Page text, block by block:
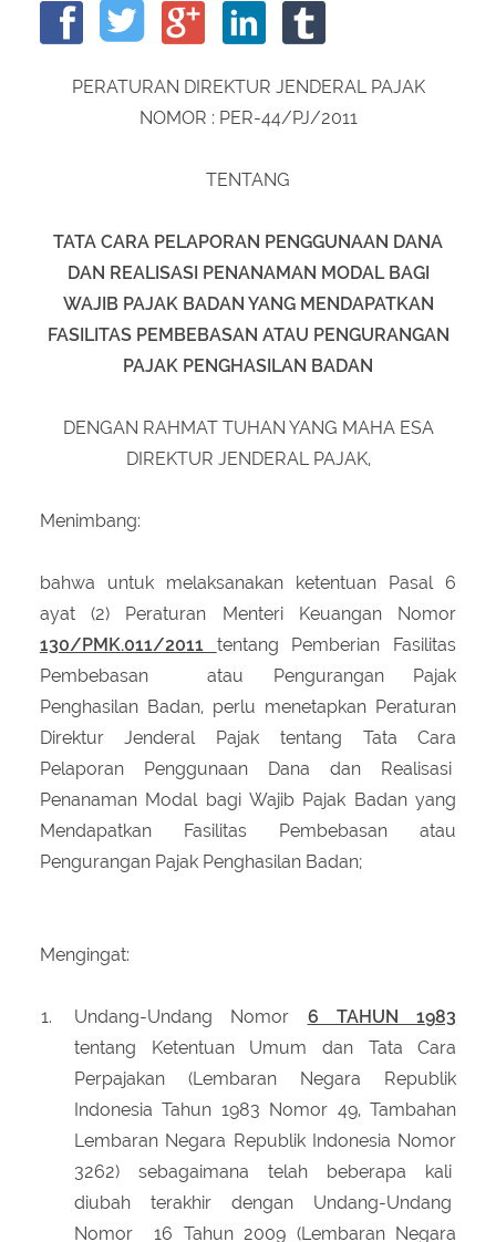
Peraturan Pengampunan Pajak
About Us
Kontak Kami
PERATURAN DIREKTUR JENDERAL PAJAK
NOMOR : PER-44/PJ/2011
TENTANG
TATA CARA PELAPORAN PENGGUNAAN DANA
DAN REALISASI PENANAMAN MODAL BAGI
WAJIB PAJAK BADAN YANG MENDAPATKAN
FASILITAS PEMBEBASAN ATAU PENGURANGAN
PAJAK PENGHASILAN BADAN
DENGAN RAHMAT TUHAN YANG MAHA ESA
DIREKTUR JENDERAL PAJAK,
Menimbang:
bahwa untuk melaksanakan ketentuan Pasal 6
ayat (2) Peraturan Menteri Keuangan Nomor
130/PMK.011/2011 tentang Pemberian Fasilitas
Pembebasan atau Pengurangan Pajak
Penghasilan Badan, perlu menetapkan Peraturan
Direktur Jenderal Pajak tentang Tata Cara
Pelaporan Penggunaan Dana dan Realisasi
Penanaman Modal bagi Wajib Pajak Badan yang
Mendapatkan Fasilitas Pembebasan atau
Pengurangan Pajak Penghasilan Badan;
Mengingat:
Undang-Undang Nomor 6 TAHUN 1983
tentang Ketentuan Umum dan Tata Cara
Perpajakan (Lembaran Negara Republik
Indonesia Tahun 1983 Nomor 49, Tambahan
Lembaran Negara Republik Indonesia Nomor
3262) sebagaimana telah beberapa kali
diubah terakhir dengan Undang-Undang
Nomor 16 Tahun 2009 (Lembaran Negara